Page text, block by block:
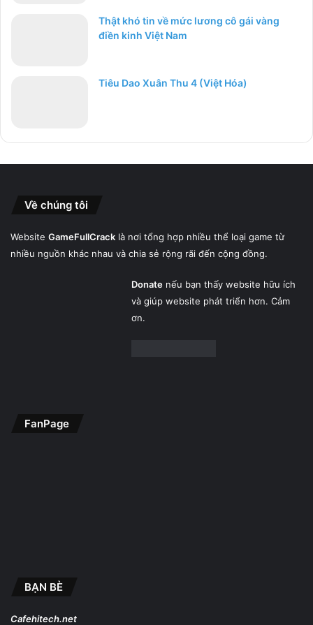
Thật khó tin về mức lương cô gái vàng
điền kinh Việt Nam
Tiêu Dao Xuân Thu 4 (Việt Hóa)
Về chúng tôi
Website GameFullCrack là nơi tổng hợp nhiều thể loại game từ
nhiều nguồn khác nhau và chia sẻ rộng rãi đến cộng đồng.
Donatenếu bạn thấy website hữu ích
và giúp website phát triển hơn. Cảm
ơn.
FanPage
BẠN BÈ
Cafehitech.net